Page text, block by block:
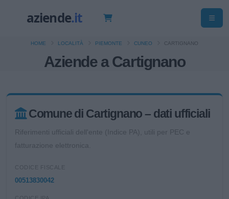
Aziende a Cartignano
HOME LOCALITÀ PIEMONTE CUNEO CARTIGNANO
Comune di Cartignano – dati ufficiali
Riferimenti ufficiali dell'ente (Indice PA), utili per PEC e
fatturazione elettronica.
CODICE FISCALE
00513830042